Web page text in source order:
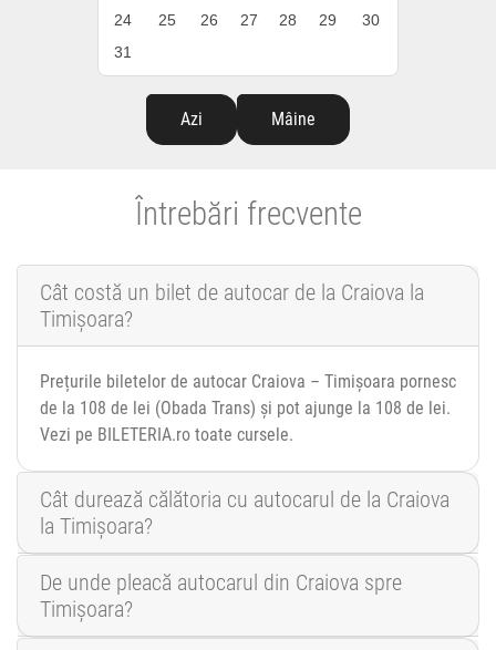
24
25 26 27 28 29
30
31
Azi Mâine
Întrebări frecvente
Cât costă un bilet de autocar de la Craiova la
Timișoara?
Prețurile biletelor de autocar Craiova – Timișoara pornesc
de la 108 de lei (Obada Trans) și pot ajunge la 108 de lei.
Vezi pe BILETERIA.ro toate cursele.
Cât durează călătoria cu autocarul de la Craiova
la Timișoara?
De unde pleacă autocarul din Craiova spre
Timișoara?